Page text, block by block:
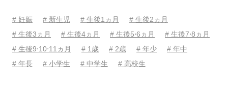
# 妊娠 # 新生児 # 生後1ヵ月
# 生後2ヵ月
# 生後3ヵ月
# 生後4ヵ月 # 生後5⋅6ヵ月
# 生後7⋅8ヵ月
# 生後9⋅10⋅11ヵ月
# 1歳 # 2歳 # 年少
# 年中
# 年長
# 小学生 # 中学生 # 高校生